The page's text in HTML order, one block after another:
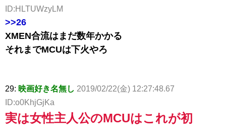
ID:HLTUWzyLM
>>26
XMEN合流はまだ数年かかる
それまでMCUは下火やろ
29: 映画好き名無し 2019/02/22(金) 12:27:48.67
ID:o0KhjGjKa
実は女性主人公のMCUはこれが初